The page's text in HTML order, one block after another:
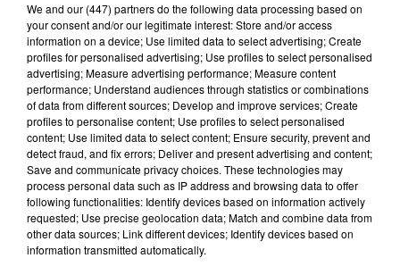
Lecture (3 min 16 sec)
100%
Les infos du grand Toulouse
We and our (447) partnersdo the following data processing based on
your consent and/or our legitimate interest: Store and/or access
information on a device; Use limited data to select advertising; Create
profiles for personalised advertising; Use profiles to select personalised
advertising; Measure advertising performance; Measure content
performance; Understand audiences through statistics or combinations
of data from different sources; Develop and improve services; Create
profiles to personalise content; Use profiles to select personalised
content; Use limited data to select content; Ensure security, prevent and
detect fraud, and fix errors; Deliver and present advertising and content;
Save and communicate privacy choices. These technologies may
process personal data such as IP address and browsing data to offer
following functionalities: Identify devices based on information actively
requested; Use precise geolocation data; Match and combine data from
other data sources; Link different devices; Identify devices based on
information transmitted automatically.